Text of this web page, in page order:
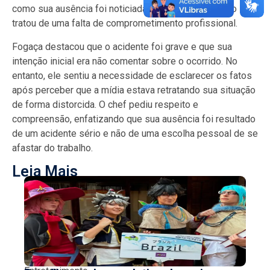
como sua ausência foi noticiada, ressaltando que não se
tratou de uma falta de comprometimento profissional.
Fogaça destacou que o acidente foi grave e que sua
intenção inicial era não comentar sobre o ocorrido. No
entanto, ele sentiu a necessidade de esclarecer os fatos
após perceber que a mídia estava retratando sua situação
de forma distorcida. O chef pediu respeito e
compreensão, enfatizando que sua ausência foi resultado
de um acidente sério e não de uma escolha pessoal de se
afastar do trabalho.
Leia Mais